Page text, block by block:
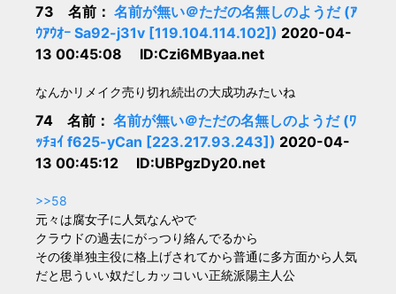
73 名前： 名前が無い＠ただの名無しのようだ (ｱ
ｳｱｳｵｰ Sa92-j31v [119.104.114.102]) 2020-04-
13 00:45:08 ID:Czi6MByaa.net
なんかリメイク売り切れ続出の大成功みたいね
74 名前： 名前が無い＠ただの名無しのようだ (ﾜ
ｯﾁｮｲ f625-yCan [223.217.93.243]) 2020-04-
13 00:45:12 ID:UBPgzDy20.net
>>58
元々は腐女子に人気なんやで
クラウドの過去にがっつり絡んでるから
その後単独主役に格上げされてから普通に多方面から人気
だと思ういい奴だしカッコいい正統派陽主人公